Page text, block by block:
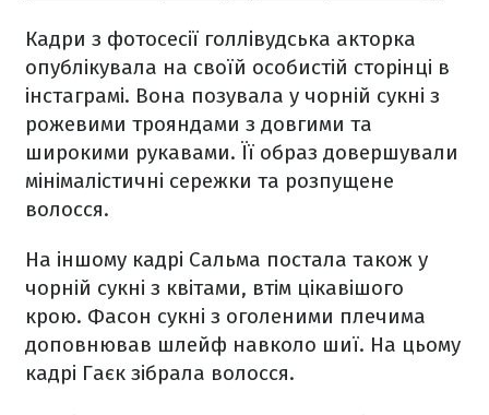
Кадри з фотосесії голлівудська акторка
опублікувала на своїй особистій сторінці в
інстаграмі. Вона позувала у чорній сукні з
рожевими трояндами з довгими та
широкими рукавами. Її образ довершували
мінімалістичні сережки та розпущене
волосся.
На іншому кадрі Сальма постала також у
чорній сукні з квітами, втім цікавішого
крою. Фасон сукні з оголеними плечима
доповнював шлейф навколо шиї. На цьому
кадрі Гаєк зібрала волосся.